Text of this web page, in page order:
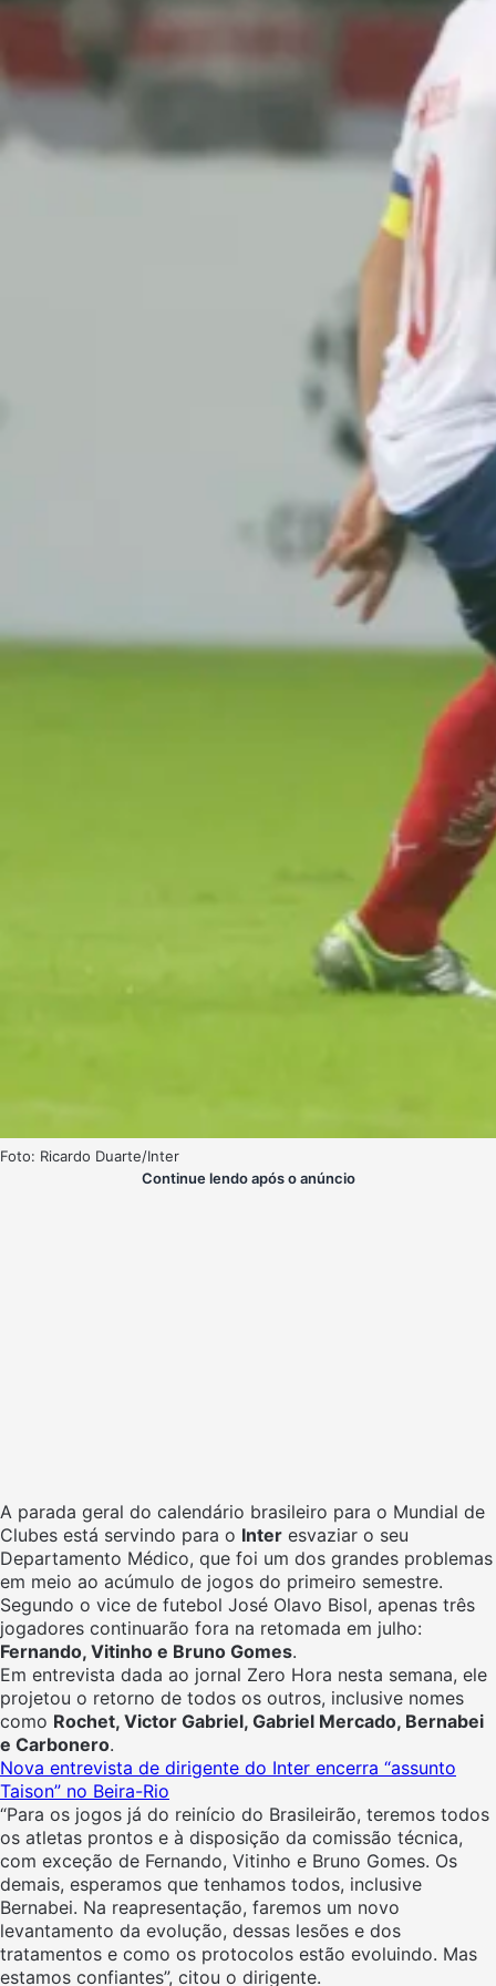
Foto: Ricardo Duarte/Inter
Continue lendo após o anúncio
A parada geral do calendário brasileiro para o Mundial de
Clubes está servindo para o Inter esvaziar o seu
Departamento Médico, que foi um dos grandes problemas
em meio ao acúmulo de jogos do primeiro semestre.
Segundo o vice de futebol José Olavo Bisol, apenas três
jogadores continuarão fora na retomada em julho:
Fernando, Vitinho e Bruno Gomes.
Em entrevista dada ao jornal Zero Hora nesta semana, ele
projetou o retorno de todos os outros, inclusive nomes
como Rochet, Victor Gabriel, Gabriel Mercado, Bernabei
e Carbonero.
Nova entrevista de dirigente do Inter encerra “assunto
Taison” no Beira-Rio
“Para os jogos já do reinício do Brasileirão, teremos todos
os atletas prontos e à disposição da comissão técnica,
com exceção de Fernando, Vitinho e Bruno Gomes. Os
demais, esperamos que tenhamos todos, inclusive
Bernabei. Na reapresentação, faremos um novo
levantamento da evolução, dessas lesões e dos
tratamentos e como os protocolos estão evoluindo. Mas
estamos confiantes”, citou o dirigente.